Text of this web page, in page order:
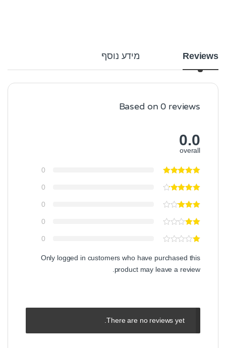
Reviews מידע נוסף
Based on 0 reviews
0.0
overall
0
0
0
0
0
Only logged in customers who have purchased this
product may leave a review.
There are no reviews yet.